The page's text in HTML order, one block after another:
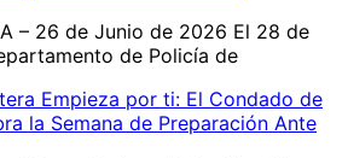
– 26 de Junio de 2026 El 28 de
de Policía de